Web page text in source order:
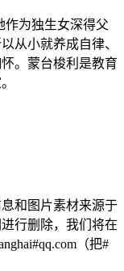
作为独生女深得父
从小就养成自律、
。蒙台梭利是教育
和图片素材来源于
行删除，我们将在
（把#